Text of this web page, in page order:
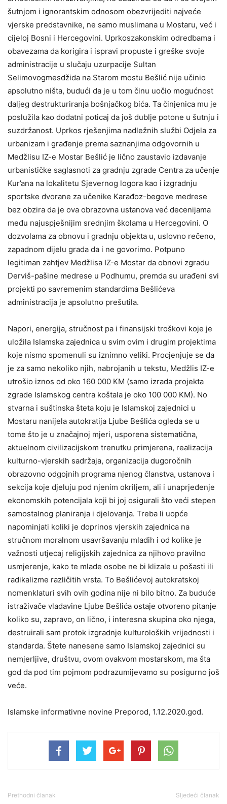
šutnjom i ignorantskim odnosom obezvrijediti najveće
vjerske predstavnike, ne samo muslimana u Mostaru, već i
cijeloj Bosni i Hercegovini. Uprkoszakonskim odredbama i
obavezama da korigira i ispravi propuste i greške svoje
administracije u slučaju uzurpacije Sultan
Selimovogmesdžida na Starom mostu Bešlić nije učinio
apsolutno ništa, budući da je u tom činu uočio mogućnost
daljeg destrukturiranja bošnjačkog bića. Ta činjenica mu je
poslužila kao dodatni poticaj da još dublje potone u šutnju i
suzdržanost. Uprkos rješenjima nadležnih službi Odjela za
urbanizam i građenje prema saznanjima odgovornih u
Medžlisu IZ-e Mostar Bešlić je lično zaustavio izdavanje
urbanističke saglasnoti za gradnju zgrade Centra za učenje
Kur’ana na lokalitetu Sjevernog logora kao i izgradnju
sportske dvorane za učenike Karađoz-begove medrese
bez obzira da je ova obrazovna ustanova već decenijama
među najuspješnijim srednjim školama u Hercegovini. O
dozvolama za obnovu i gradnju objekta u, uslovno rečeno,
zapadnom dijelu grada da i ne govorimo. Potpuno
legitiman zahtjev Medžlisa IZ-e Mostar da obnovi zgradu
Derviš-pašine medrese u Podhumu, premda su urađeni svi
projekti po savremenim standardima Bešlićeva
administracija je apsolutno prešutila.
Napori, energija, stručnost pa i finansijski troškovi koje je
uložila Islamska zajednica u svim ovim i drugim projektima
koje nismo spomenuli su iznimno veliki. Procjenjuje se da
je za samo nekoliko njih, nabrojanih u tekstu, Medžlis IZ-e
utrošio iznos od oko 160 000 KM (samo izrada projekta
zgrade Islamskog centra koštala je oko 100 000 KM). No
stvarna i suštinska šteta koju je Islamskoj zajednici u
Mostaru nanijela autokratija Ljube Bešlića ogleda se u
tome što je u značajnoj mjeri, usporena sistematična,
aktuelnom civilizacijskom trenutku primjerena, realizacija
kulturno-vjerskih sadržaja, organizacija dugoročnih
obrazovno odgojnih programa njenog članstva, ustanova i
sekcija koje djeluju pod njenim okriljem, ali i unaprjeđenje
ekonomskih potencijala koji bi joj osigurali što veći stepen
samostalnog planiranja i djelovanja. Treba li uopće
napominjati koliki je doprinos vjerskih zajednica na
stručnom moralnom usavršavanju mladih i od kolike je
važnosti utjecaj religijskih zajednica za njihovo pravilno
usmjerenje, kako te mlade osobe ne bi klizale u pošasti ili
radikalizme različitih vrsta. To Bešlićevoj autokratskoj
nomenklaturi svih ovih godina nije ni bilo bitno. Za buduće
istraživače vladavine Ljube Bešlića ostaje otvoreno pitanje
koliko su, zapravo, on lično, i interesna skupina oko njega,
destruirali sam protok izgradnje kulturoloških vrijednosti i
standarda. Štete nanesene samo Islamskoj zajednici su
nemjerljive, društvu, ovom ovakvom mostarskom, ma šta
god da pod tim pojmom podrazumijevamo su posigurno još
veće.
Islamske informativne novine Preporod, 1.12.2020.god.
Prethodni članak Sljedeći članak